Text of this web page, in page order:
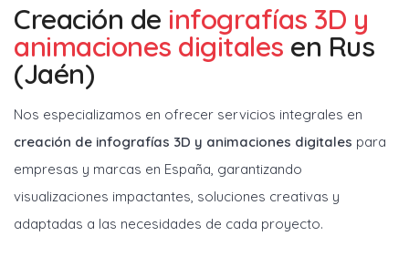
Creación de infografías 3D y
animaciones digitales en Rus
(Jaén)
Nos especializamos en ofrecer servicios integrales en
creación de infografías 3D y animaciones digitales para
empresas y marcas en España, garantizando
visualizaciones impactantes, soluciones creativas y
adaptadas a las necesidades de cada proyecto.